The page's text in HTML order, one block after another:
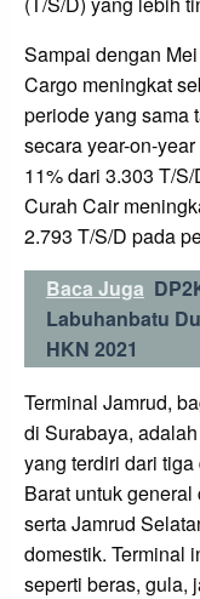
Sampai dengan
Cargo meningkat
periode yang sama
secara year-on-
11% dari 3.303 T/
Curah Cair
2.793 T/S/D pada
Baca Juga
Labuhanbatu
HKN 2021
Terminal Jamrud,
di Surabaya,
yang terdiri dari
Barat untuk
serta Jamrud
domestik. Terminal
seperti beras, gula,